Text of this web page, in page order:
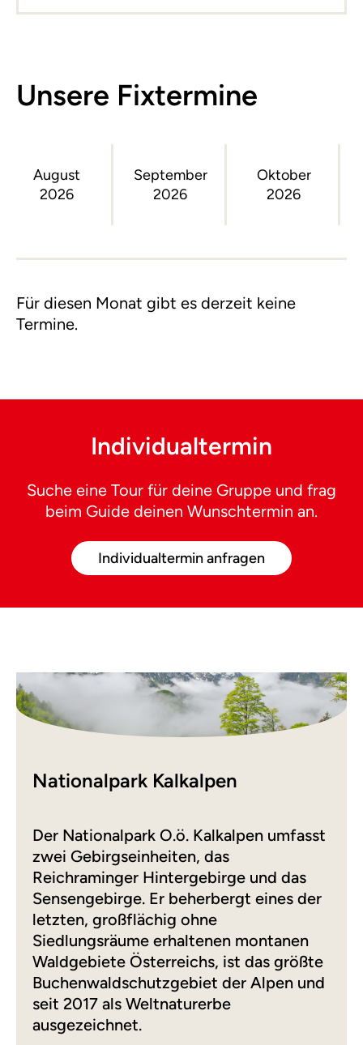
Unsere Fixtermine
August
2026
September
2026
Oktober
2026
Für diesen Monat gibt es derzeit keine
Termine.
Individualtermin
Suche eine Tour für deine Gruppe und frag
beim Guide deinen Wunschtermin an.
Individualtermin anfragen
Nationalpark Kalkalpen
Der Nationalpark O.ö. Kalkalpen umfasst
zwei Gebirgseinheiten, das
Reichraminger Hintergebirge und das
Sensengebirge. Er beherbergt eines der
letzten, großflächig ohne
Siedlungsräume erhaltenen montanen
Waldgebiete Österreichs, ist das größte
Buchenwaldschutzgebiet der Alpen und
seit 2017 als Weltnaturerbe
ausgezeichnet.